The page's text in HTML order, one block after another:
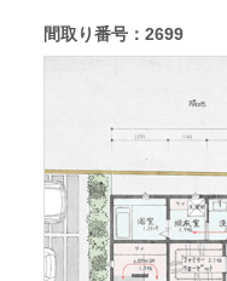
間取り番号：2699